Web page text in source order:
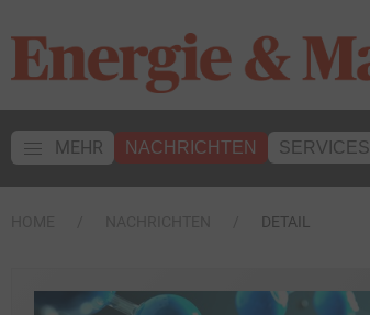
MEHR NACHRICHTEN SERVICES
DETAIL